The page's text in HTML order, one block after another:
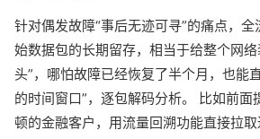
针对偶发故障“事后无迹可寻”的痛点，
始数据包的长期留存，相当于给整个网
头”，哪怕故障已经恢复了半个月，也能
的时间窗口”，逐包解码分析。 比如前面
顿的金融客户，用流量回溯功能直接拉